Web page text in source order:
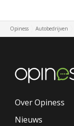
Opiness Autobedrijven
Over Opiness
Nieuws